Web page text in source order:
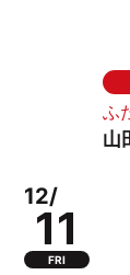
ふ
山
12/
11
FRI